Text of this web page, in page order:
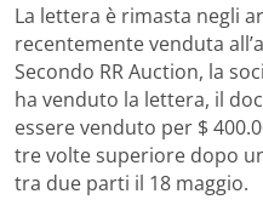
La lettera è rimasta negli
recentemente venduta
Secondo RR Auction, la
ha venduto la lettera, il
essere venduto per $
tre volte superiore dopo
tra due parti il ​​18 maggio.